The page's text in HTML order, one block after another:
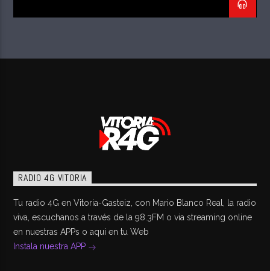
RADIO 4G VITORIA
Tu radio 4G en Vitoria-Gasteiz, con Mario Blanco Real, la radio
viva, escuchanos a través de la 98.3FM o via streaming online
en nuestras APPs o aqui en tu Web
Instala nuestra APP